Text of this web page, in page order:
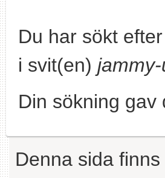
Du har sökt
i svit(en)
Din sökning gav
Denna sida